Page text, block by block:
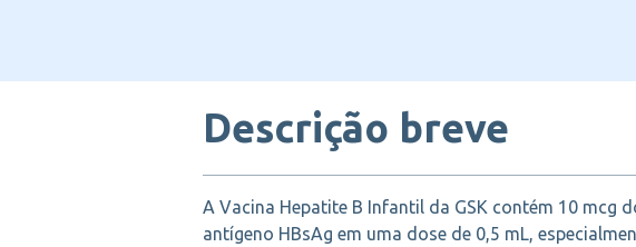
Descrição breve
A Vacina Hepatite B Infantil da GSK contém 10 mcg
antígeno HBsAg em uma dose de 0,5 mL,